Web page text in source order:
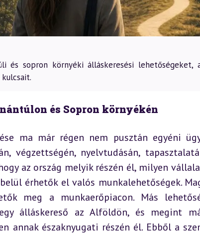
és sopron környéki álláskeresési lehetőségeket,
és Sopron környékén
ma már régen nem pusztán egyéni
végzettségén, nyelvtudásán,
az ország melyik részén él, milyen
érhetők el valós munkalehetőségek.
meg a munkaerőpiacon. Más
álláskereső az Alföldön, és megint
annak északnyugati részén él. Ebből a